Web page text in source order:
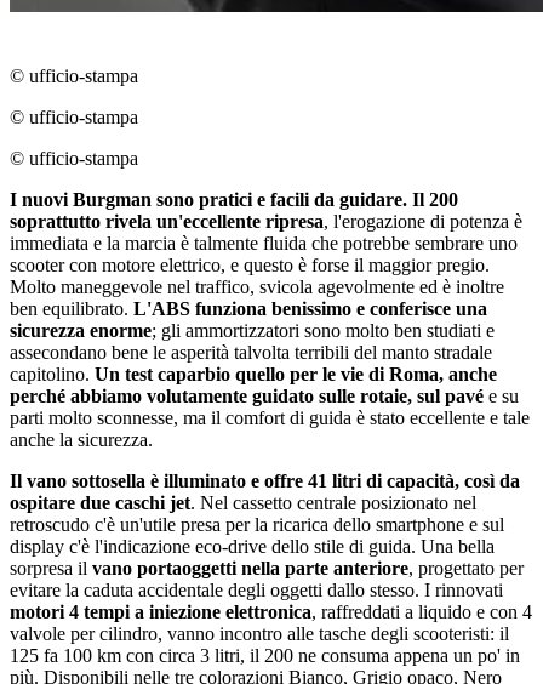
© ufficio-stampa
© ufficio-stampa
© ufficio-stampa
I nuovi Burgman sono pratici e facili da guidare. Il 200
soprattutto rivela un'eccellente ripresa, l'erogazione di potenza è
immediata e la marcia è talmente fluida che potrebbe sembrare uno
scooter con motore elettrico, e questo è forse il maggior pregio.
Molto maneggevole nel traffico, svicola agevolmente ed è inoltre
ben equilibrato. L'ABS funziona benissimo e conferisce una
sicurezza enorme; gli ammortizzatori sono molto ben studiati e
assecondano bene le asperità talvolta terribili del manto stradale
capitolino. Un test caparbio quello per le vie di Roma, anche
perché abbiamo volutamente guidato sulle rotaie, sul pavé e su
parti molto sconnesse, ma il comfort di guida è stato eccellente e tale
anche la sicurezza.
Il vano sottosella è illuminato e offre 41 litri di capacità, così da
ospitare due caschi jet. Nel cassetto centrale posizionato nel
retroscudo c'è un'utile presa per la ricarica dello smartphone e sul
display c'è l'indicazione eco-drive dello stile di guida. Una bella
sorpresa il vano portaoggetti nella parte anteriore, progettato per
evitare la caduta accidentale degli oggetti dallo stesso. I rinnovati
motori 4 tempi a iniezione elettronica, raffreddati a liquido e con 4
valvole per cilindro, vanno incontro alle tasche degli scooteristi: il
125 fa 100 km con circa 3 litri, il 200 ne consuma appena un po' in
più. Disponibili nelle tre colorazioni Bianco, Grigio opaco, Nero